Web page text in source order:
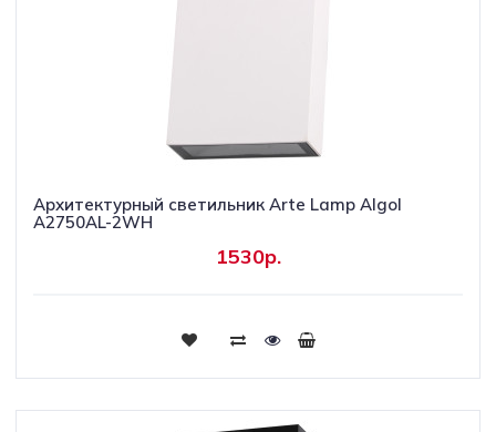
Архитектурный светильник Arte Lamp Algol
A2750AL-2WH
1530р.
Купить